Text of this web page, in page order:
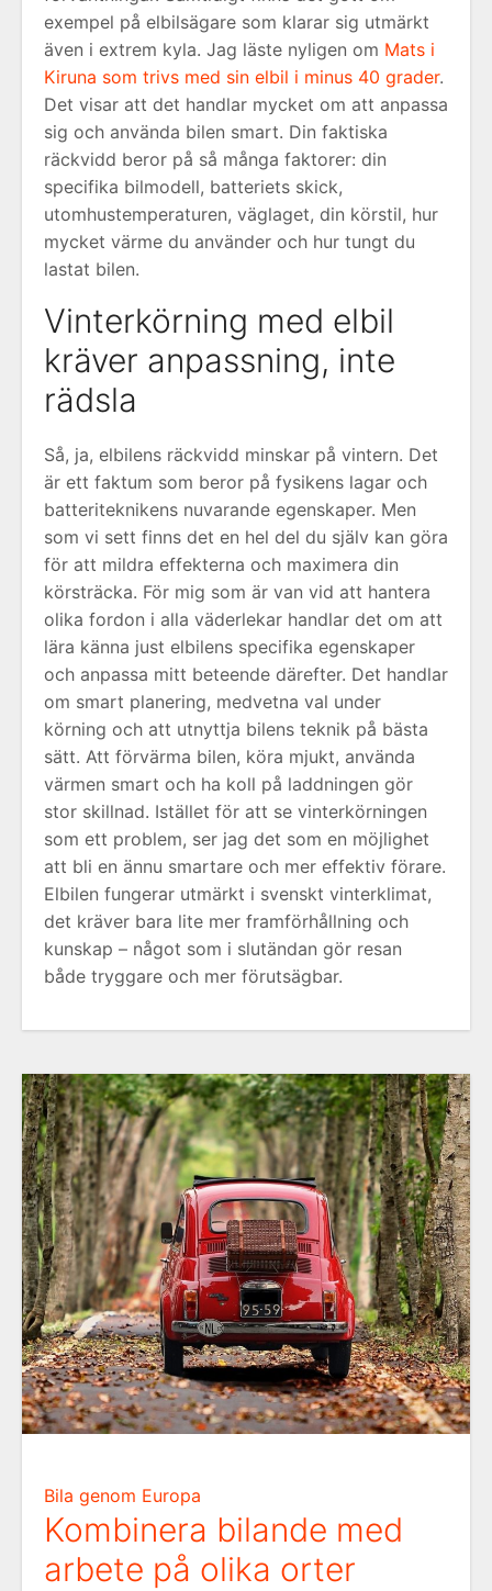
exempel på elbilsägare som klarar sig utmärkt
även i extrem kyla. Jag läste nyligen om Mats i
Kiruna som trivs med sin elbil i minus 40 grader.
Det visar att det handlar mycket om att anpassa
sig och använda bilen smart. Din faktiska
räckvidd beror på så många faktorer: din
specifika bilmodell, batteriets skick,
utomhustemperaturen, väglaget, din körstil, hur
mycket värme du använder och hur tungt du
lastat bilen.
Vinterkörning med elbil
kräver anpassning, inte
rädsla
Så, ja, elbilens räckvidd minskar på vintern. Det
är ett faktum som beror på fysikens lagar och
batteriteknikens nuvarande egenskaper. Men
som vi sett finns det en hel del du själv kan göra
för att mildra effekterna och maximera din
körsträcka. För mig som är van vid att hantera
olika fordon i alla väderlekar handlar det om att
lära känna just elbilens specifika egenskaper
och anpassa mitt beteende därefter. Det handlar
om smart planering, medvetna val under
körning och att utnyttja bilens teknik på bästa
sätt. Att förvärma bilen, köra mjukt, använda
värmen smart och ha koll på laddningen gör
stor skillnad. Istället för att se vinterkörningen
som ett problem, ser jag det som en möjlighet
att bli en ännu smartare och mer effektiv förare.
Elbilen fungerar utmärkt i svenskt vinterklimat,
det kräver bara lite mer framförhållning och
kunskap – något som i slutändan gör resan
både tryggare och mer förutsägbar.
Bila genom Europa
Kombinera bilande med
arbete på olika orter